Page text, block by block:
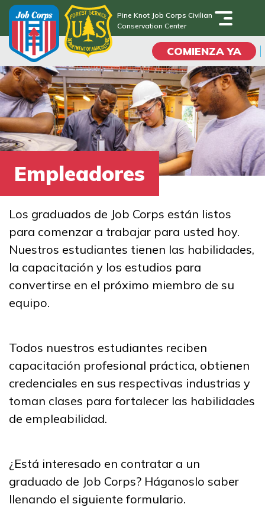
to
main
content
Pine Knot Job Corps Civilian
Conservation Center
COMIENZA YA
Pine Knot Job Corps Civilian
Conservation Center
Programas
Vida En El Campus
Universitario
Habilidades académicas
Estudiar
Programas de
Carpintería, Pre pasantía
Conservación forestal y
extinción de incendios
Mantenimiento:
pasantía
Ver más ...
Empleadores
Los graduados de Job Corps están listos
para comenzar a trabajar para usted hoy.
Nuestros estudiantes tienen las habilidades,
la capacitación y los estudios para
convertirse en el próximo miembro de su
equipo.
Todos nuestros estudiantes reciben
capacitación profesional práctica, obtienen
credenciales en sus respectivas industrias y
toman clases para fortalecer las habilidades
de empleabilidad.
¿Está interesado en contratar a un
graduado de Job Corps? Háganoslo saber
llenando el siguiente formulario.